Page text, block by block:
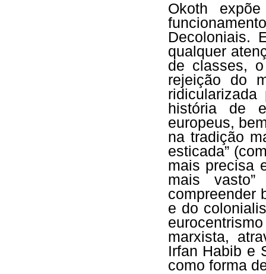
Okoth
Decoloniais.
qualquer
de classes,
rejeição do
história de
europeus,
na tradição
esticada”
mais precisa
mais
compreender
e do
marxista,
Irfan Habib e
como forma